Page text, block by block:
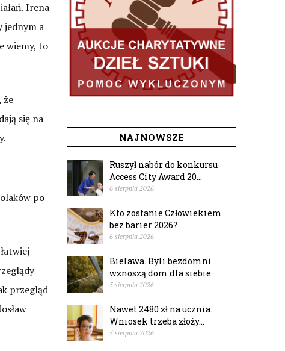
Irena
jednym a
wiemy, to
że
się na
po
przegląd
NAJNOWSZE
Ruszył nabór do konkursu
Access City Award 20...
6 sierpnia 2026
Kto zostanie Człowiekiem
bez barier 2026?
6 sierpnia 2026
Bielawa. Byli bezdomni
wznoszą dom dla siebie
5 sierpnia 2026
Nawet 2480 zł na ucznia.
Wniosek trzeba złoży...
5 sierpnia 2026